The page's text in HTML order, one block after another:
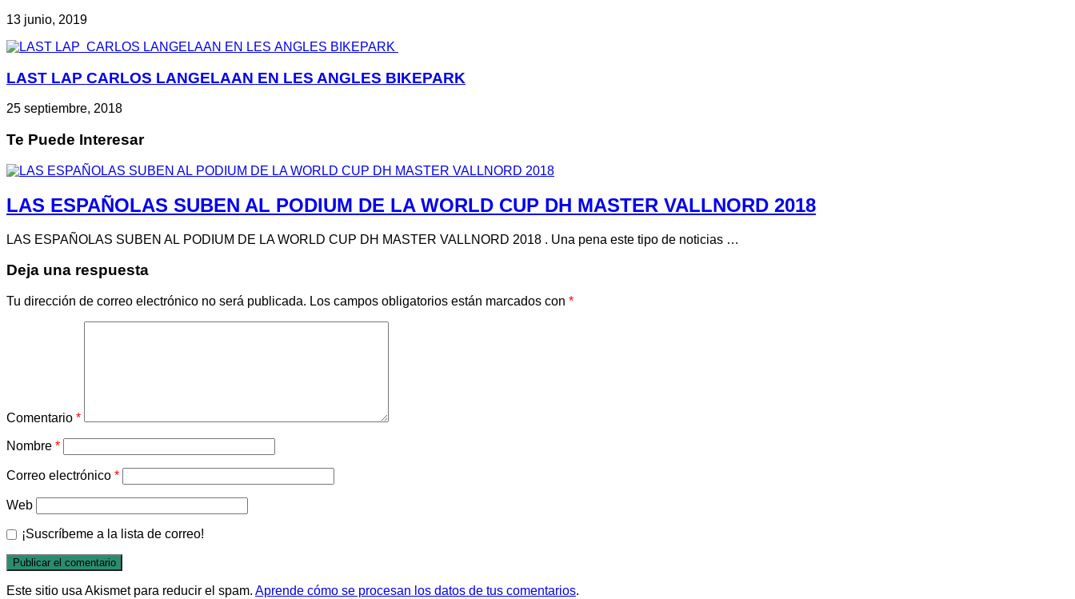
13 junio, 2019
LAST LAP CARLOS LANGELAAN EN LES ANGLES BIKEPARK
25 septiembre, 2018
Te Puede Interesar
LAS ESPAÑOLAS SUBEN AL PODIUM DE LA WORLD CUP DH MASTER VALLNORD 2018
LAS ESPAÑOLAS SUBEN AL PODIUM DE LA WORLD CUP DH MASTER VALLNORD 2018 . Una pena este tipo de noticias …
Deja una respuesta
Tu dirección de correo electrónico no será publicada. Los campos obligatorios están marcados con *
Comentario *
Nombre *
Correo electrónico *
Web
¡Suscríbeme a la lista de correo!
Este sitio usa Akismet para reducir el spam. Aprende cómo se procesan los datos de tus comentarios.